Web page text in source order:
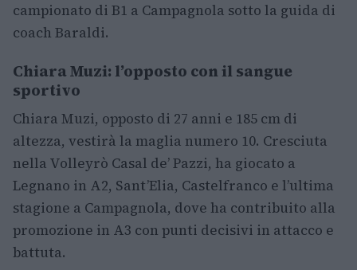
campionato di B1 a Campagnola sotto la guida di
coach Baraldi.
Chiara Muzi: l’opposto con il sangue
sportivo
Chiara Muzi, opposto di 27 anni e 185 cm di
altezza, vestirà la maglia numero 10. Cresciuta
nella Volleyrò Casal de’ Pazzi, ha giocato a
Legnano in A2, Sant’Elia, Castelfranco e l’ultima
stagione a Campagnola, dove ha contribuito alla
promozione in A3 con punti decisivi in attacco e
battuta.